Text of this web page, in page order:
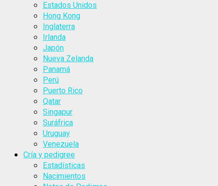
Estados Unidos
Hong Kong
Inglaterra
Irlanda
Japón
Nueva Zelanda
Panamá
Perú
Puerto Rico
Qatar
Singapur
Suráfrica
Uruguay
Venezuela
Cría y pedigree
Estadísticas
Nacimientos